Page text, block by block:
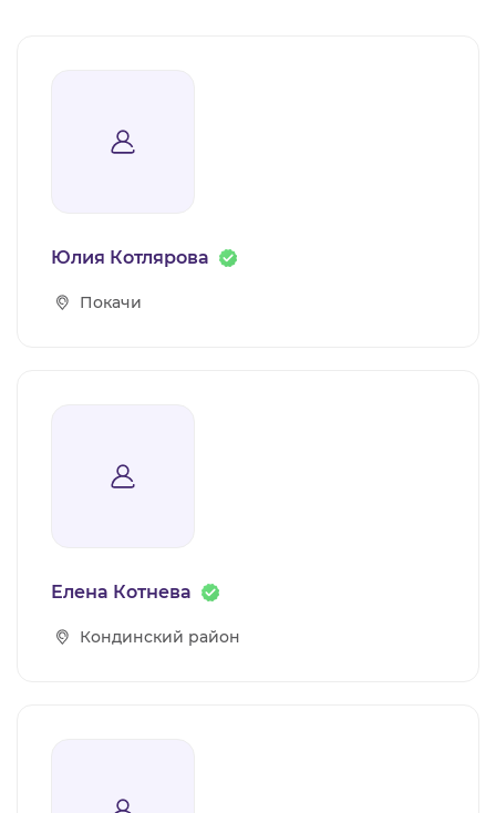
ВОЙТИ
Юлия Котлярова
Покачи
Елена Котнева
Кондинский район